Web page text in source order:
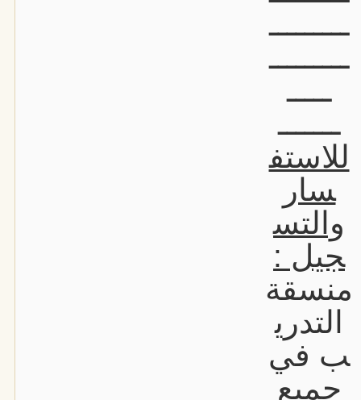
ـــــــــ
ـــــــــ
ـــــ
ـــــــ
للاستف
سار
والتس
جيل :
منسقة
التدري
ب في
جميع